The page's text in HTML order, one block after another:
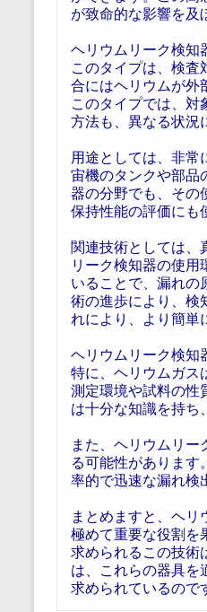
が致命的な影響を及
ヘリウムリーク検知
このタイプは、検査
合にはヘリウムが外
このタイプでは、対
方法も、異なる状況
用途としては、非常
宙機のタンクや部品
器の分野でも、その
保持性能の評価にも
関連技術としては、
リーク検知器の使
いることで、漏れの
術の進歩により、検
れにより、より簡単
ヘリウムリーク検知
特に、ヘリウムガス
測定環境や試料の性
は十分な知識を持ち
また、ヘリウムリ
る可能性があります
率的で迅速な漏れ検
まとめますと、ヘ
極めて重要な役割を
求められるこの技術
は、これらの器具を
求められているので